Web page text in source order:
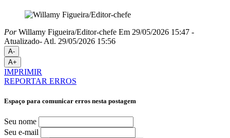
PorWillamy Figueira/Editor-chefe Em 29/05/2026 15:47 -
Atualizado- Atl. 29/05/2026 15:56
A-
A+
IMPRIMIR
REPORTAR ERROS
Espaço para comunicar erros nesta postagem
Seu nome
Seu e-mail